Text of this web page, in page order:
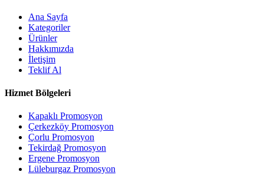
Ana Sayfa
Kategoriler
Ürünler
Hakkımızda
İletişim
Teklif Al
Hizmet Bölgeleri
Kapaklı Promosyon
Çerkezköy Promosyon
Çorlu Promosyon
Tekirdağ Promosyon
Ergene Promosyon
Lüleburgaz Promosyon